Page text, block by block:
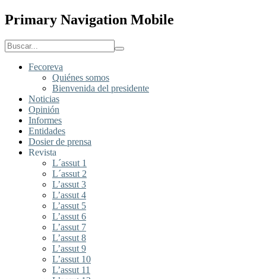
Primary Navigation Mobile
Fecoreva
Quiénes somos
Bienvenida del presidente
Noticias
Opinión
Informes
Entidades
Dosier de prensa
Revista
L´assut 1
L´assut 2
L’assut 3
L’assut 4
L’assut 5
L’assut 6
L’assut 7
L’assut 8
L’assut 9
L’assut 10
L’assut 11